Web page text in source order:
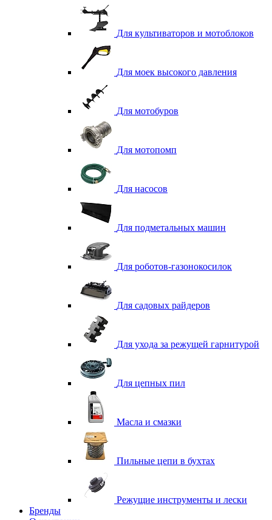
Для культиваторов и мотоблоков
Для моек высокого давления
Для мотобуров
Для мотопомп
Для насосов
Для подметальных машин
Для роботов-газонокосилок
Для садовых райдеров
Для ухода за режущей гарнитурой
Для цепных пил
Масла и смазки
Пильные цепи в бухтах
Режущие инструменты и лески
Бренды